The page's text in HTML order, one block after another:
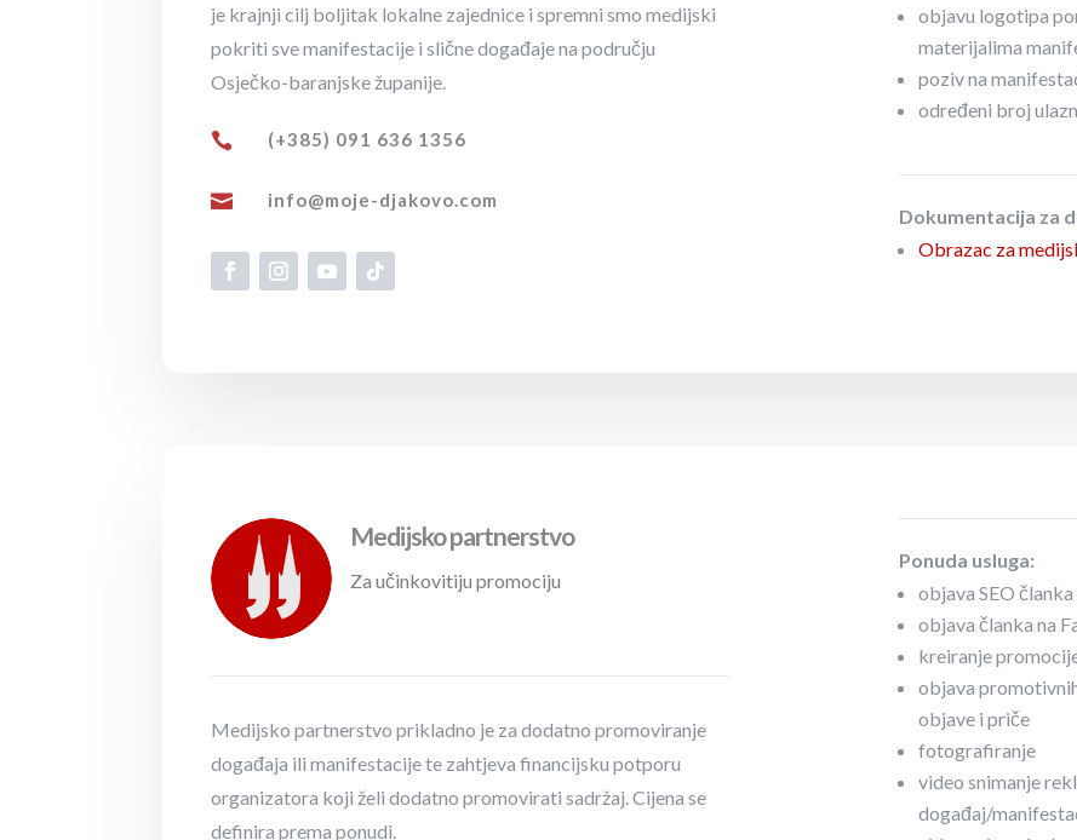
je krajnji cilj boljitak lokalne zajednice i spremni smo medijski
pokriti sve manifestacije i slične događaje na području
Osječko-baranjske županije.
 (+385) 091 636 1356
 info@moje-djakovo.com
objavu logotipa
materijalima
poziv na
određeni broj
Dokumentacija za
Obrazac za
Medijsko partnerstvo
Za učinkovitiju promociju
Medijsko partnerstvo prikladno je za dodatno promoviranje
događaja ili manifestacije te zahtjeva financijsku potporu
organizatora koji želi dodatno promovirati sadržaj. Cijena se
definira prema ponudi.
Ponuda usluga:
objava SEO
objava članka na
kreiranje
objava
objave i priče
fotografiranje
video snimanje
događaj/